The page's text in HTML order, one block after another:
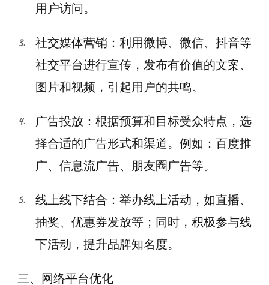
用户访问。
社交媒体营销：利用微博、微信、抖音等
社交平台进行宣传，发布有价值的文案、
图片和视频，引起用户的共鸣。
广告投放：根据预算和目标受众特点，选
择合适的广告形式和渠道。例如：百度推
广、信息流广告、朋友圈广告等。
线上线下结合：举办线上活动，如直播、
抽奖、优惠券发放等；同时，积极参与线
下活动，提升品牌知名度。
三、网络平台优化